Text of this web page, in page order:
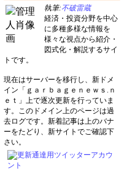
執筆:不破雷蔵
経済・投資分野を中心
に多種多様な情報を
様々な視点から紹介・
図式化・解説するサイ
トです。
現在はサーバーを移行し、新ドメ
イン「ｇａｒｂａｇｅｎｅｗｓ.ｎ
ｅｔ」上で逐次更新を行っていま
す。このドメイン上のページは過
去ログです。新着記事は上のバナ
ーをたどり、新サイトでご確認下
さい。